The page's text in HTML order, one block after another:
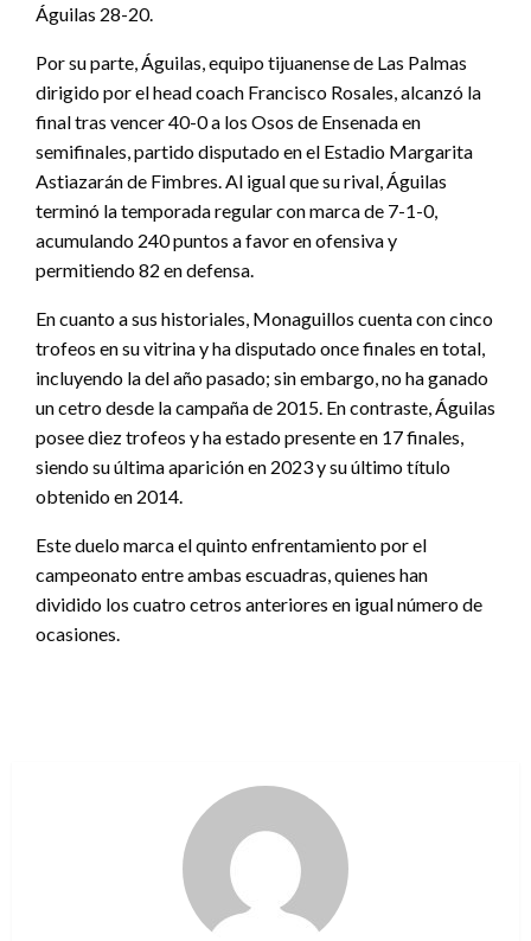
Águilas 28-20.
Por su parte, Águilas, equipo tijuanense de Las Palmas
dirigido por el head coach Francisco Rosales, alcanzó la
final tras vencer 40-0 a los Osos de Ensenada en
semifinales, partido disputado en el Estadio Margarita
Astiazarán de Fimbres. Al igual que su rival, Águilas
terminó la temporada regular con marca de 7-1-0,
acumulando 240 puntos a favor en ofensiva y
permitiendo 82 en defensa.
En cuanto a sus historiales, Monaguillos cuenta con cinco
trofeos en su vitrina y ha disputado once finales en total,
incluyendo la del año pasado; sin embargo, no ha ganado
un cetro desde la campaña de 2015. En contraste, Águilas
posee diez trofeos y ha estado presente en 17 finales,
siendo su última aparición en 2023 y su último título
obtenido en 2014.
Este duelo marca el quinto enfrentamiento por el
campeonato entre ambas escuadras, quienes han
dividido los cuatro cetros anteriores en igual número de
ocasiones.